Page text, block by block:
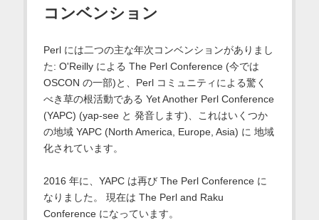
コンベンション
Perl には二つの主な年次コンベンションがありまし
た: O'Reilly による The Perl Conference (今では
OSCON の一部)と、Perl コミュニティによる驚く
べき草の根活動である Yet Another Perl Conference
(YAPC) (yap-see と 発音します)、これはいくつか
の地域 YAPC (North America, Europe, Asia) に 地域
化されています。
2016 年に、YAPC は再び The Perl Conference に
なりました。 現在は The Perl and Raku
Conference になっています。